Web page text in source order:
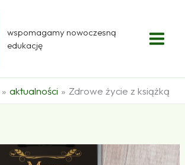
wspomagamy nowoczesną
edukację
aktualności Zdrowe życie z książką